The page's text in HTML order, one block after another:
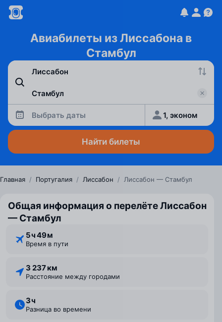
Авиабилеты из Лиссабона в
Стамбул
Выбрать даты 1, эконом
Найти билеты
Главная / Португалия / Лиссабон / Лиссабон — Стамбул
Общая информация о перелёте Лиссабон
— Стамбул
5 ⁠ч 49 ⁠м
Время в пути
3 237 км
Расстояние между городами
3 ⁠ч
Разница во времени